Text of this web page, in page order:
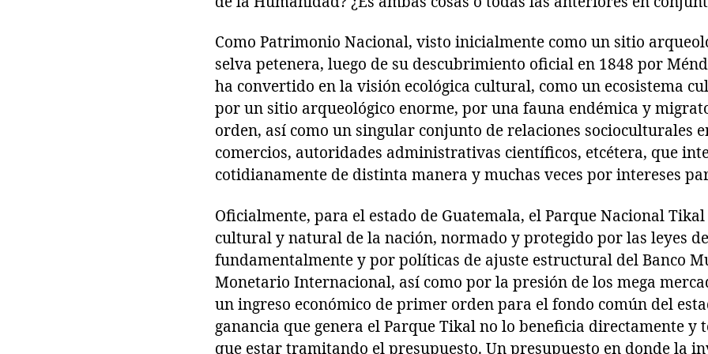
Como Patrimonio Nacional, visto inicialmente como un sitio
selva petenera, luego de su descubrimiento oficial en 1848 por
ha convertido en la visión ecológica cultural, como un ecosistema
por un sitio arqueológico enorme, por una fauna endémica y
orden, así como un singular conjunto de relaciones socioculturales
comercios, autoridades administrativas científicos, etcétera, que
cotidianamente de distinta manera y muchas veces por intereses
Oficialmente, para el estado de Guatemala, el Parque Nacional
cultural y natural de la nación, normado y protegido por las leyes
fundamentalmente y por políticas de ajuste estructural del Banco
Monetario Internacional, así como por la presión de los mega
un ingreso económico de primer orden para el fondo común del
ganancia que genera el Parque Tikal no lo beneficia directamente y
que estar tramitando el presupuesto. Un presupuesto en donde la